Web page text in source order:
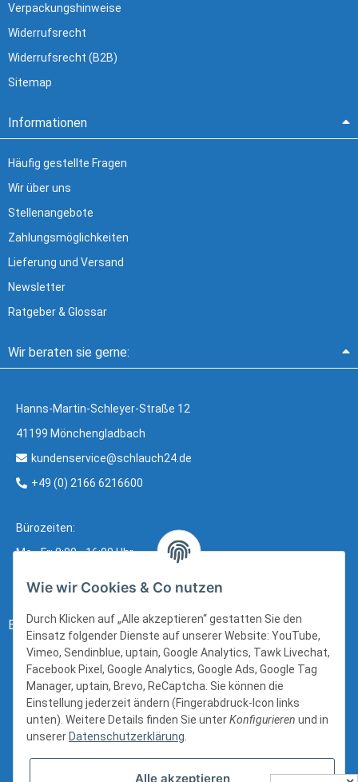
Verpackungshinweise
Widerrufsrecht
Widerrufsrecht (B2B)
Sitemap
Informationen
Häufig gestellte Fragen
Wir über uns
Stellenangebote
Zahlungsmöglichkeiten
Lieferung und Versand
Newsletter
Ratgeber & Glossar
Wir beraten sie gerne:
Hanns-Martin-Schleyer-Straße 12
41199 Mönchengladbach
kundenservice@schlauch24.de
+49 (0) 2166 6216600
Bürozeiten:
Mo - Fr: 8:00 - 16:00 Uhr
Bezahlung:
Wie wir Cookies & Co nutzen
Durch Klicken auf „Alle akzeptieren“ gestatten Sie den
Einsatz folgender Dienste auf unserer Website: YouTube,
Vimeo, Sendinblue, uptain, Google Analytics, Tawk Livechat,
Facebook Pixel, Google Analytics, Google Ads, Google Tag
Manager, uptain, Brevo, ReCaptcha. Sie können die
Einstellung jederzeit ändern (Fingerabdruck-Icon links
unten). Weitere Details finden Sie unterKonfigurieren und in
unserer Datenschutzerklärung.
Alle akzeptieren